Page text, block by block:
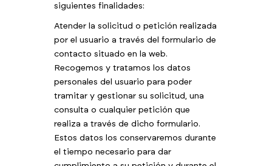
siguientes finalidades:
Atender la solicitud o petición realizada
por el usuario a través del formulario de
contacto situado en la web.
Recogemos y tratamos los datos
personales del usuario para poder
tramitar y gestionar su solicitud, una
consulta o cualquier petición que
realiza a través de dicho formulario.
Estos datos los conservaremos durante
el tiempo necesario para dar